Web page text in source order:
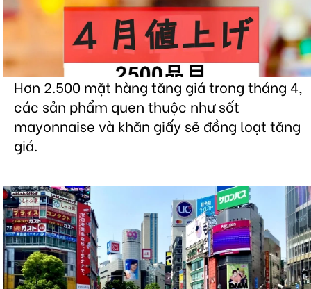
Hơn 2.500 mặt hàng tăng giá trong tháng 4,
các sản phẩm quen thuộc như sốt
mayonnaise và khăn giấy sẽ đồng loạt tăng
giá.